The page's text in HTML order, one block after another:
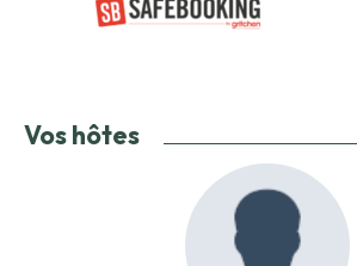
Vos hôtes